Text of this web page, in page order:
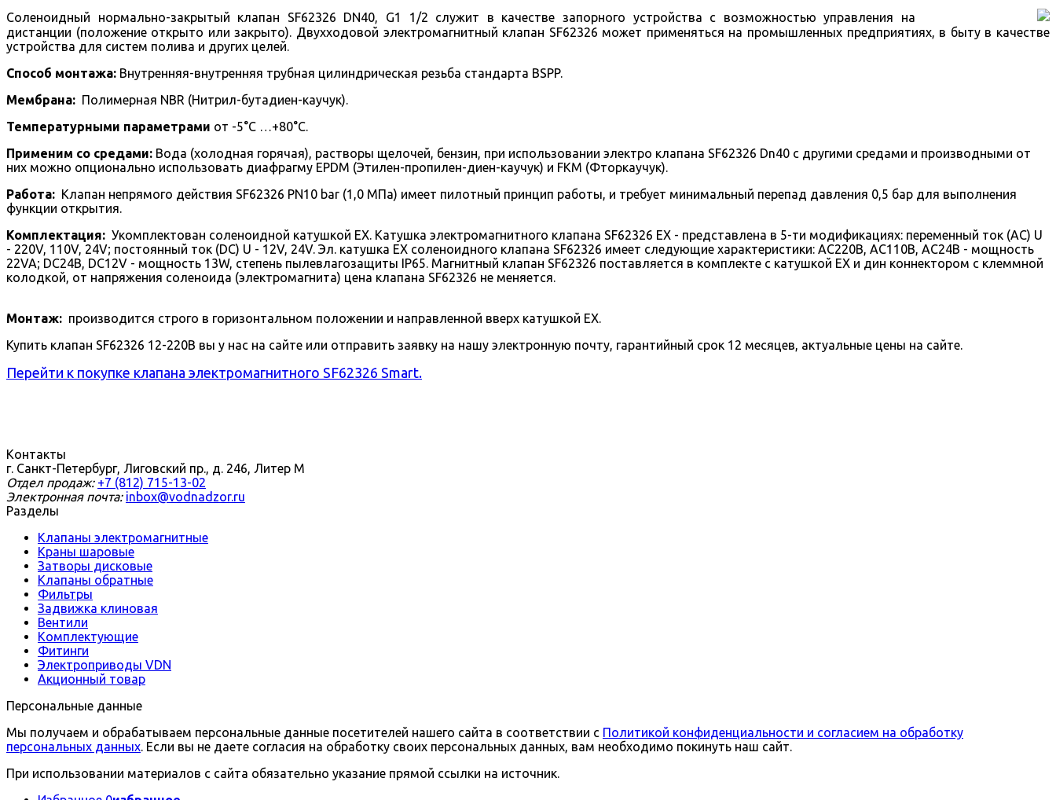
Соленоидный нормально-закрытый клапан SF62326 DN40, G1 1/2 служит в качестве запорного устройства с возможностью управления на
дистанции (положение открыто или закрыто). Двухходовой электромагнитный клапан SF62326 может применяться на промышленных предприятиях, в быту в качестве
устройства для систем полива и других целей.
Способ монтажа: Внутренняя-внутренняя трубная цилиндрическая резьба стандарта BSPP.
Мембрана: Полимерная NBR (Нитрил-бутадиен-каучук).
Температурными параметрами от -5°С …+80°С.
Применим со средами: Вода (холодная горячая), растворы щелочей, бензин, при использовании электро клапана SF62326 Dn40 с другими средами и производными от
них можно опционально использовать диафрагму EPDM (Этилен-пропилен-диен-каучук) и FKM (Фторкаучук).
Работа: Клапан непрямого действия SF62326 PN10 bar (1,0 МПа) имеет пилотный принцип работы, и требует минимальный перепад давления 0,5 бар для выполнения
функции открытия.
Комплектация: Укомплектован соленоидной катушкой EX. Катушка электромагнитного клапана SF62326 EX - представлена в 5-ти модификациях: переменный ток (AC) U
- 220V, 110V, 24V; постоянный ток (DC) U - 12V, 24V. Эл. катушка EX соленоидного клапана SF62326 имеет следующие характеристики: AC220В, AC110В, AC24В - мощность
22VA; DC24В, DC12V - мощность 13W, степень пылевлагозащиты IP65. Магнитный клапан SF62326 поставляется в комплекте с катушкой EX и дин коннектором с клеммной
колодкой, от напряжения соленоида (электромагнита) цена клапана SF62326 не меняется.
Монтаж: производится строго в горизонтальном положении и направленной вверх катушкой EX.
Купить клапан SF62326 12-220В вы у нас на сайте или отправить заявку на нашу электронную почту, гарантийный срок 12 месяцев, актуальные цены на сайте.
Перейти к покупке клапана электромагнитного SF62326 Smart.
Контакты
г. Санкт-Петербург, Лиговский пр., д. 246, Литер М
Отдел продаж: +7 (812) 715-13-02
Электронная почта: inbox@vodnadzor.ru
Разделы
Клапаны электромагнитные
Краны шаровые
Затворы дисковые
Клапаны обратные
Фильтры
Задвижка клиновая
Вентили
Комплектующие
Фитинги
Электроприводы VDN
Акционный товар
Персональные данные
Мы получаем и обрабатываем персональные данные посетителей нашего сайта в соответствии с Политикой конфиденциальности и согласием на обработку
персональных данных. Если вы не даете согласия на обработку своих персональных данных, вам необходимо покинуть наш сайт.
При использовании материалов с сайта обязательно указание прямой ссылки на источник.